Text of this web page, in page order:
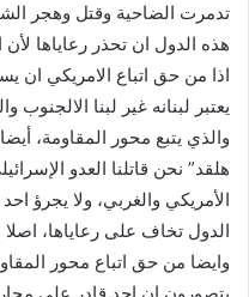
تدمرت الضاحية وقتل وهجر
هذه الدول ان تحذر رعاياها
اذا من حق اتباع الامريكي ان
يعتبر لبنانه غير لبنا الالجنوب
والذي يتبع محور المقاومة،
هلقد” نحن قاتلنا العدو
الأمريكي والغربي، ولا يجرؤ
الدول تخاف على رعاياها،
وايضا من حق اتباع محور